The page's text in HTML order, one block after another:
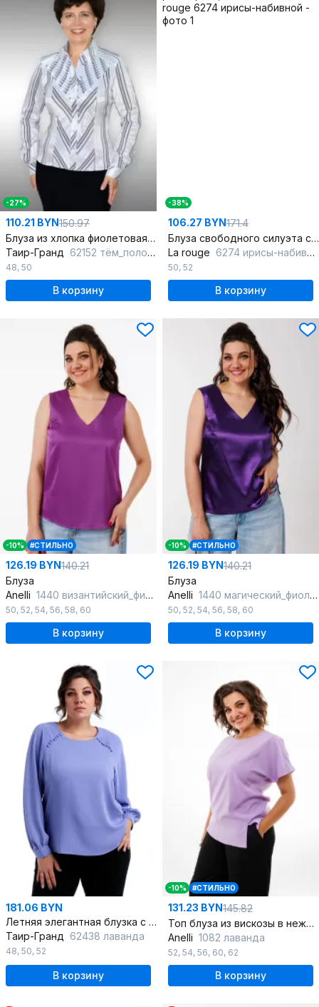
-27%
110.21 BYN150.97
Блуза из хлопка фиолетовая с укороченной длиной
Таир-Гранд 62152 тём_полоска
48, 50
В корзину
-38%
106.27 BYN171.4
Блуза свободного силуэта с рельефами, демисезон
La rouge 6274 ирисы-набивной
50, 52
В корзину
-10% #СТИЛЬНО
126.19 BYN140.21
Блуза
Anelli 1440 византийский_фиолетовый
50, 52, 54, 56, 58, 60
В корзину
-10% #СТИЛЬНО
126.19 BYN140.21
Блуза
Anelli 1440 магический_фиолетовый
50, 52, 54, 56, 58, 60
В корзину
181.06 BYN
Летняя элегантная блузка с регланом и декоративными пуговками
Таир-Гранд 62438 лаванда
48, 50, 52
В корзину
-10% #СТИЛЬНО
131.23 BYN145.82
Топ блуза из вискозы в нежных цветах
Anelli 1082 лаванда
52, 54, 56, 60, 62
В корзину